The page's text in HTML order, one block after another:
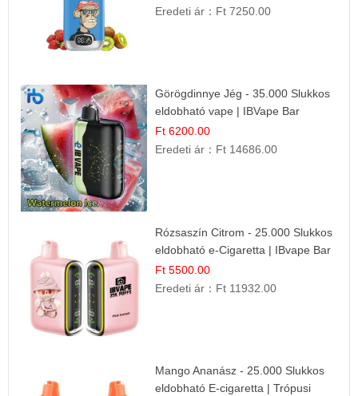
Eredeti ár： Ft 7250.00
Görögdinnye Jég - 35.000 Slukkos
eldobható vape | IBVape Bar
Frissítő Nyári Íz
Ft 6200.00
Eredeti ár： Ft 14686.00
Rózsaszín Citrom - 25.000 Slukkos
eldobható e-Cigaretta | IBvape Bar
Ft 5500.00
Eredeti ár： Ft 11932.00
Mango Ananász - 25.000 Slukkos
eldobható E-cigaretta | Trópusi